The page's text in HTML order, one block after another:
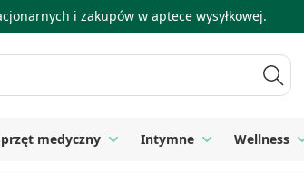
i zakupów w aptece wysyłkowej.
submenu for Higiena
medyczny Toggle submenu for Sprzęt
Intymne ToggleWellness